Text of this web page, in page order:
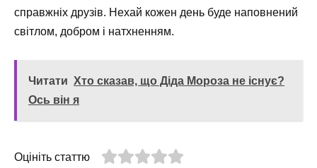
справжніх друзів. Нехай кожен день буде наповнений
світлом, добром і натхненням.
Читати Хто сказав, що Діда Мороза не існує?
Ось він я
Оцініть статтю